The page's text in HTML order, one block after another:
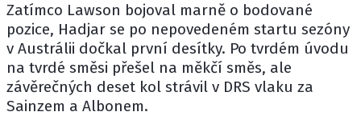
Zatímco Lawson bojoval marně o bodované
pozice, Hadjar se po nepovedeném startu sezóny
v Austrálii dočkal první desítky. Po tvrdém úvodu
na tvrdé směsi přešel na měkčí směs, ale
závěrečných deset kol strávil v DRS vlaku za
Sainzem a Albonem.